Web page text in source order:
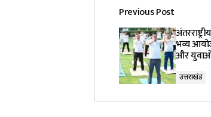
Your email address
Comment*
Previous Post
भव्य
और
उत्तराखंड